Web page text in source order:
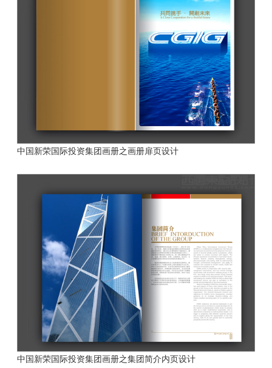
中国新荣国际投资集团画册之画册扉页设计
中国新荣国际投资集团画册之集团简介内页设计